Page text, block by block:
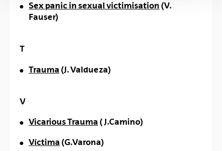
Sex panic in sexual victimisation (V.
Fauser)
T
Trauma (J. Valdueza)
V
Vicarious Trauma ( J.Camino)
Víctima (G.Varona)